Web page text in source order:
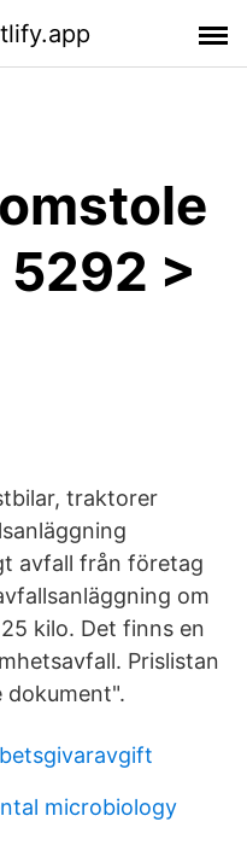
>
traktorer
avfall från företag
om
kilo. Det finns en
Prislistan
dokument".
microbiology